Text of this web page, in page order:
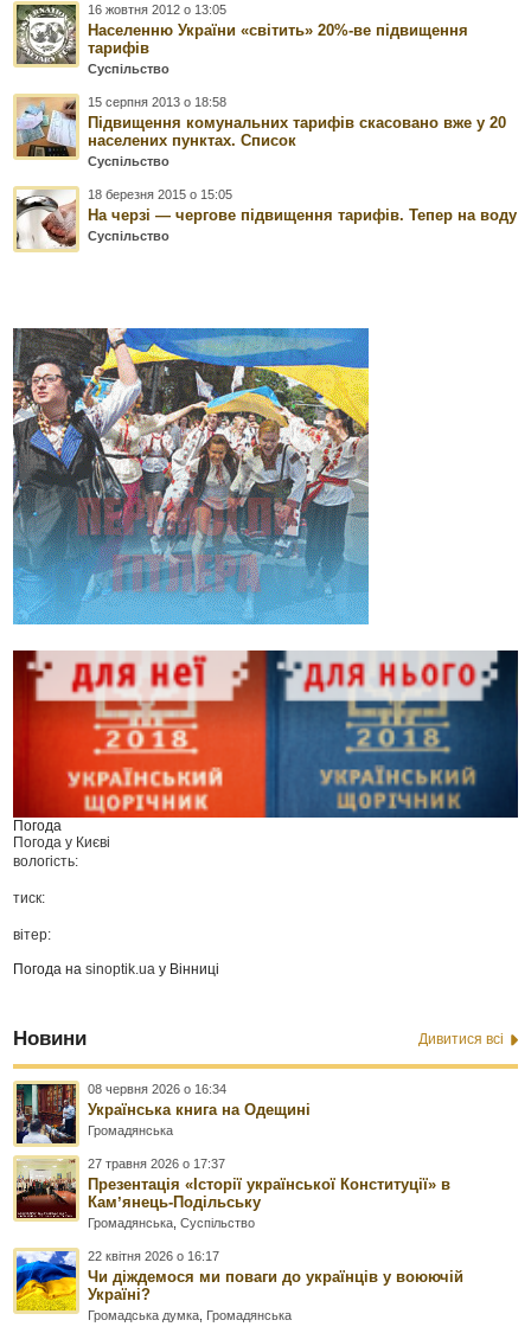
16 жовтня 2012 о 13:05
Населенню України «світить» 20%-ве підвищення
тарифів
Суспільство
15 серпня 2013 о 18:58
Підвищення комунальних тарифів скасовано вже у 20
населених пунктах. Список
Суспільство
18 березня 2015 о 15:05
На черзі — чергове підвищення тарифів. Тепер на воду
Суспільство
Погода
Погода у Києві
вологість:
тиск:
вітер:
Погода наsinoptik.ua у Вінниці
Новини Дивитися всі
08 червня 2026 о 16:34
Українська книга на Одещині
Громадянська
27 травня 2026 о 17:37
Презентація «Історії української Конституції» в
Камʼянець-Подільську
Громадянська ,Суспільство
22 квітня 2026 о 16:17
Чи діждемося ми поваги до українців у воюючій
Україні?
Громадська думка Громадянська